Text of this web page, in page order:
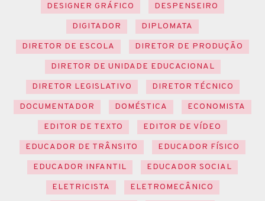
DESIGNER GRÁFICO
DESPENSEIRO
DIGITADOR
DIPLOMATA
DIRETOR DE ESCOLA
DIRETOR DE PRODUÇÃO
DIRETOR DE UNIDADE EDUCACIONAL
DIRETOR LEGISLATIVO
DIRETOR TÉCNICO
DOCUMENTADOR
DOMÉSTICA
ECONOMISTA
EDITOR DE TEXTO
EDITOR DE VÍDEO
EDUCADOR DE TRÂNSITO
EDUCADOR FÍSICO
EDUCADOR INFANTIL
EDUCADOR SOCIAL
ELETRICISTA
ELETROMECÂNICO